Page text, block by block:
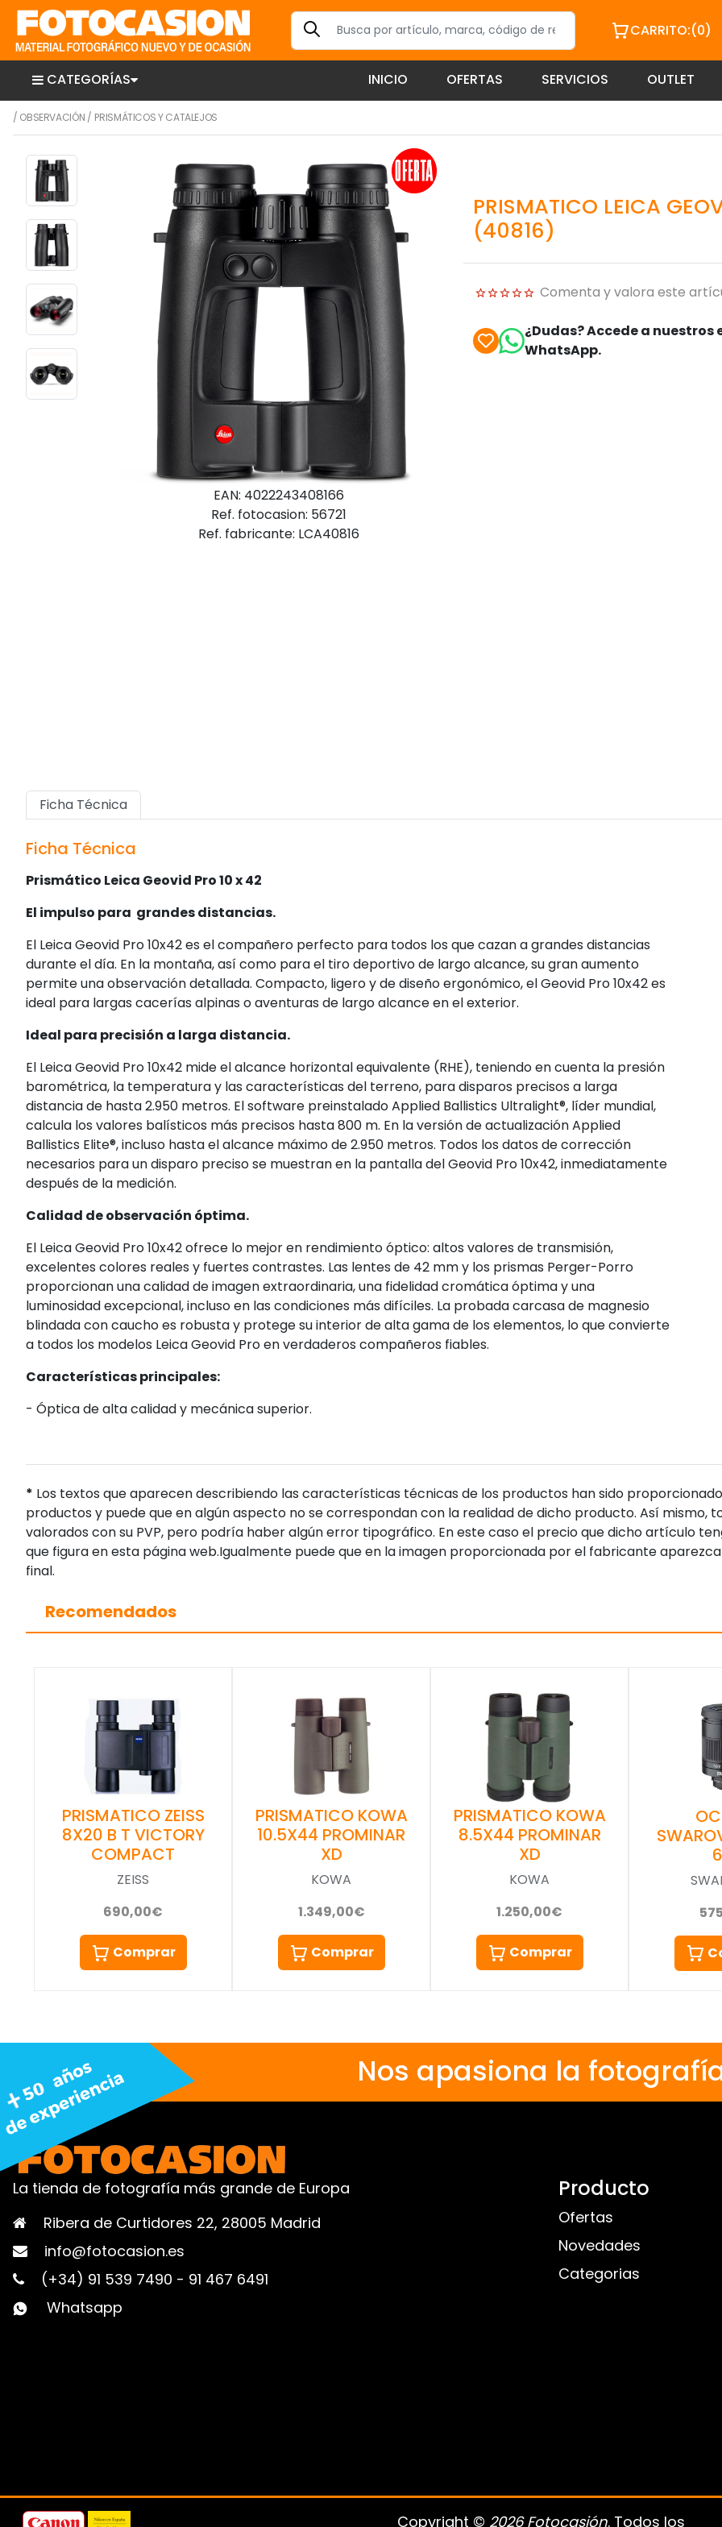
CARRITO:(0)
CATEGORÍAS INICIO OFERTAS SERVICIOS OUTLET
/ OBSERVACIÓN / PRISMÁTICOS Y CATALEJOS
EAN: 4022243408166
Ref. fotocasion: 56721
Ref. fabricante: LCA40816
PRISMATICO LEICA
(40816)
Comenta y valora este
¿Dudas? Accede a
WhatsApp.
Ficha Técnica
Ficha Técnica
Prismático Leica Geovid Pro 10 x 42
El impulso para grandes distancias.
El Leica Geovid Pro 10x42 es el compañero perfecto para todos los que cazan a grandes distancias
durante el día. En la montaña, así como para el tiro deportivo de largo alcance, su gran aumento
permite una observación detallada. Compacto, ligero y de diseño ergonómico, el Geovid Pro 10x42 es
ideal para largas cacerías alpinas o aventuras de largo alcance en el exterior.
Ideal para precisión a larga distancia.
El Leica Geovid Pro 10x42 mide el alcance horizontal equivalente (RHE), teniendo en cuenta la presión
barométrica, la temperatura y las características del terreno, para disparos precisos a larga
distancia de hasta 2.950 metros. El software preinstalado Applied Ballistics Ultralight®, líder mundial,
calcula los valores balísticos más precisos hasta 800 m. En la versión de actualización Applied
Ballistics Elite®, incluso hasta el alcance máximo de 2.950 metros. Todos los datos de corrección
necesarios para un disparo preciso se muestran en la pantalla del Geovid Pro 10x42, inmediatamente
después de la medición.
Calidad de observación óptima.
El Leica Geovid Pro 10x42 ofrece lo mejor en rendimiento óptico: altos valores de transmisión,
excelentes colores reales y fuertes contrastes. Las lentes de 42 mm y los prismas Perger-Porro
proporcionan una calidad de imagen extraordinaria, una fidelidad cromática óptima y una
luminosidad excepcional, incluso en las condiciones más difíciles. La probada carcasa de magnesio
blindada con caucho es robusta y protege su interior de alta gama de los elementos, lo que convierte
a todos los modelos Leica Geovid Pro en verdaderos compañeros fiables.
Características principales:
- Óptica de alta calidad y mecánica superior.
* Los textos que aparecen describiendo las características técnicas de los productos han sido
productos y puede que en algún aspecto no se correspondan con la realidad de dicho producto. Así mismo,
valorados con su PVP, pero podría haber algún error tipográfico. En este caso el precio que dicho artículo
que figura en esta página web.Igualmente puede que en la imagen proporcionada por el fabricante
final.
Recomendados
PRISMATICO ZEISS
8X20 B T VICTORY
COMPACT
ZEISS
690,00€
Comprar
PRISMATICO KOWA
10.5X44 PROMINAR
XD
KOWA
1.349,00€
Comprar
PRISMATICO KOWA
8.5X44 PROMINAR
XD
KOWA
1.250,00€
Comprar
Nos apasiona la
La tienda de fotografía más grande de Europa
Ribera de Curtidores 22, 28005 Madrid
info@fotocasion.es
(+34) 91 539 7490 - 91 467 6491
Whatsapp
Producto
Ofertas
Novedades
Categorias
Copyright © 2026 Fotocasión. Todos los